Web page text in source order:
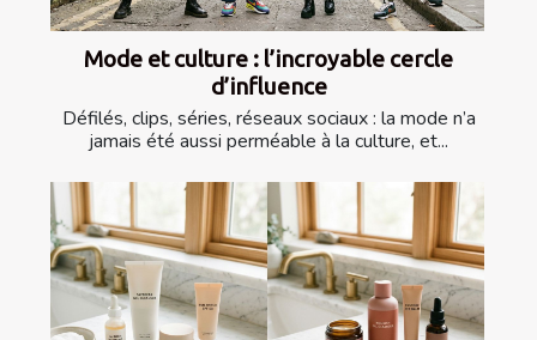
Mode et culture : l’incroyable cercle
d’influence
Défilés, clips, séries, réseaux sociaux : la mode n’a
jamais été aussi perméable à la culture, et...